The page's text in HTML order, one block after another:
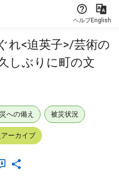
ヘルプEnglish
れ<迫英子>/芸術の
しぶりに町の文
への備え 被災状況
ーカイブ